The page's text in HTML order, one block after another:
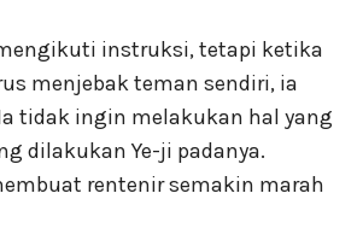
instruksi, tetapi ketika
menjebak teman sendiri, ia
tidak ingin melakukan hal yang
dilakukan Ye-ji padanya.
rentenir semakin marah